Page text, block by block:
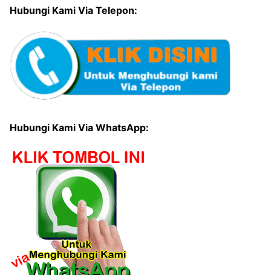
Hubungi Kami Via Telepon:
Hubungi Kami Via WhatsApp: